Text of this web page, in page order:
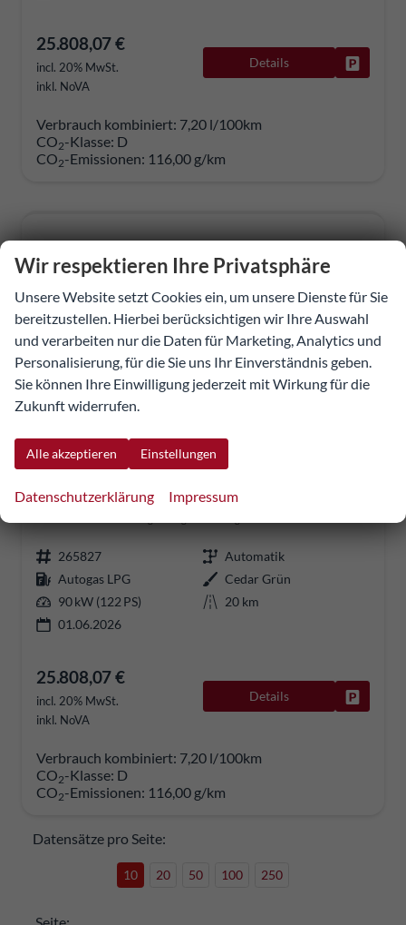
25.808,07 €
incl. 20% MwSt.
inkl. NoVA
Details
Verbrauch kombiniert: 7,20 l/100km
CO2-Klasse: D
CO2-Emissionen: 116,00 g/km
265827
Automatik
Autogas LPG
Cedar Grün
90 kW (122 PS)
20 km
01.06.2026
25.808,07 €
incl. 20% MwSt.
inkl. NoVA
Details
Verbrauch kombiniert: 7,20 l/100km
CO2-Klasse: D
CO2-Emissionen: 116,00 g/km
Datensätze pro Seite:
10 20 50 100 250
Seite:
Wir respektieren Ihre Privatsphäre
Unsere Website setzt Cookies ein, um unsere Dienste für Sie
bereitzustellen. Hierbei berücksichtigen wir Ihre Auswahl
und verarbeiten nur die Daten für Marketing, Analytics und
Personalisierung, für die Sie uns Ihr Einverständnis geben.
Sie können Ihre Einwilligung jederzeit mit Wirkung für die
Zukunft widerrufen.
Alle akzeptieren Einstellungen
Datenschutzerklärung Impressum